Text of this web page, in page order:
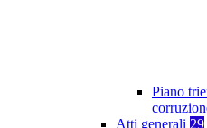
Piano
Atti generali 29